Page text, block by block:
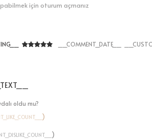
için oturum açmanız
__COMMENT_DATE__
oldu mu?
)
)